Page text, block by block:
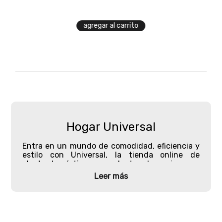
agregar al carrito
Hogar Universal
Entra en un mundo de comodidad, eficiencia y
estilo con Universal,
la tienda online de
electrodomésticos
y productos de cocina que
está revolucionando la forma cómo equipamos
nuestros hogares. Aquí, te ofrecemos un
Leer más